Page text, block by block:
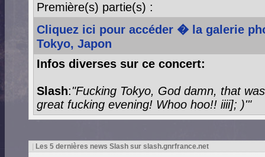
Première(s) partie(s) :
Cliquez ici pour accéder � la galerie
Tokyo, Japon
Infos diverses sur ce concert:
Slash:"Fucking Tokyo, God damn, that
great fucking evening! Whoo hoo!! iiii]; )'"
Les 5 dernières news Slash sur slash.gnrfrance.net